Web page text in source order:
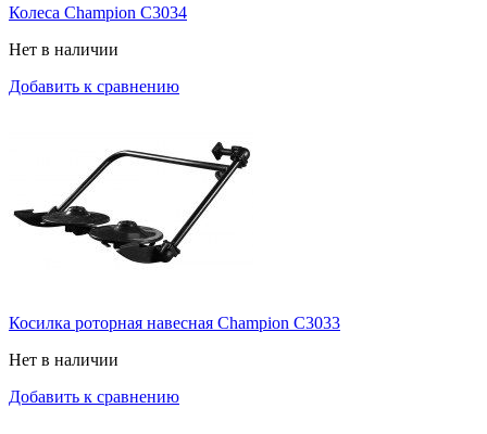
Колеса Champion C3034
Нет в наличии
Добавить к сравнению
Косилка роторная навесная Champion C3033
Нет в наличии
Добавить к сравнению